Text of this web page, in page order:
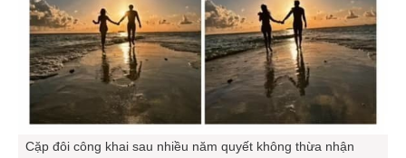
Cặp đôi công khai sau nhiều năm quyết không thừa nhận